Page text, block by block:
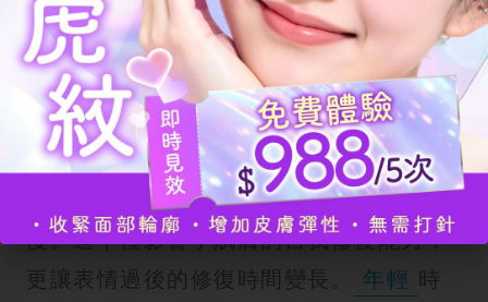
像反覆折疊一張紙，最終會讓產生的摺痕
固定下來。
2.年齡增長
隨著年齡增長，人體的新陳代謝速度會減
慢。這不僅影響了肌膚的自我修復能力，
更讓表情過後的修復時間變長。
年輕 時